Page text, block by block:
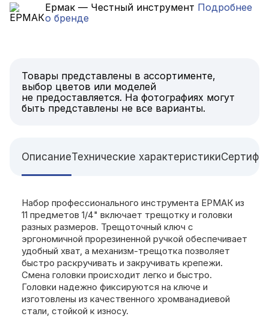
Ермак — Честный инструмент Подробнее
о бренде
Товары представлены в ассортименте,
выбор цветов или моделей
не предоставляется. На фотографиях могут
быть представлены не все варианты.
ОписаниеТехнические характеристики
Набор профессионального инструмента ЕРМАК из
11 предметов 1/4" включает трещотку и головки
разных размеров. Трещоточный ключ с
эргономичной прорезиненной ручкой обеспечивает
удобный хват, а механизм-трещотка позволяет
быстро раскручивать и закручивать крепежи.
Смена головки происходит легко и быстро.
Головки надежно фиксируются на ключе и
изготовлены из качественного хромванадиевой
стали, стойкой к износу.